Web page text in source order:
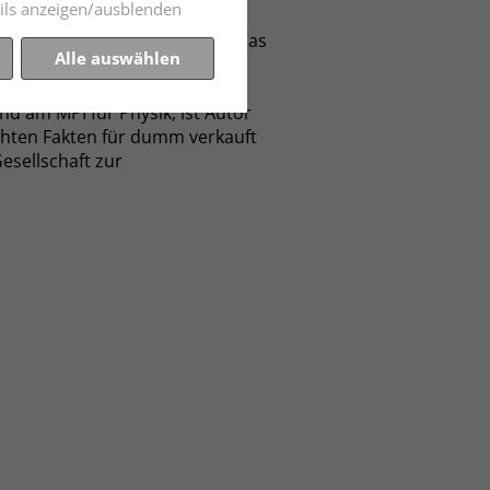
und Technik. Was
am MPI für Physik, ist Autor
Fakten für dumm verkauft
zur
anzeigen/ausblenden
Alle auswählen